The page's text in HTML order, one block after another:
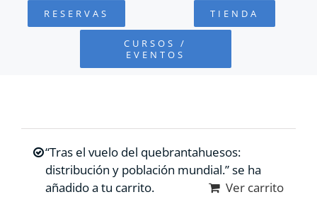
FUNDACIÓN
COLABORA
RESERVAS TIENDA
CURSOS /
EVENTOS
“Tras el vuelo del quebrantahuesos:
distribución y población mundial.” se ha
añadido a tu carrito.
Ver carrito